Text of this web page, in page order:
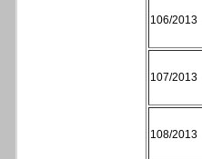
106/2013
107/2013
108/2013